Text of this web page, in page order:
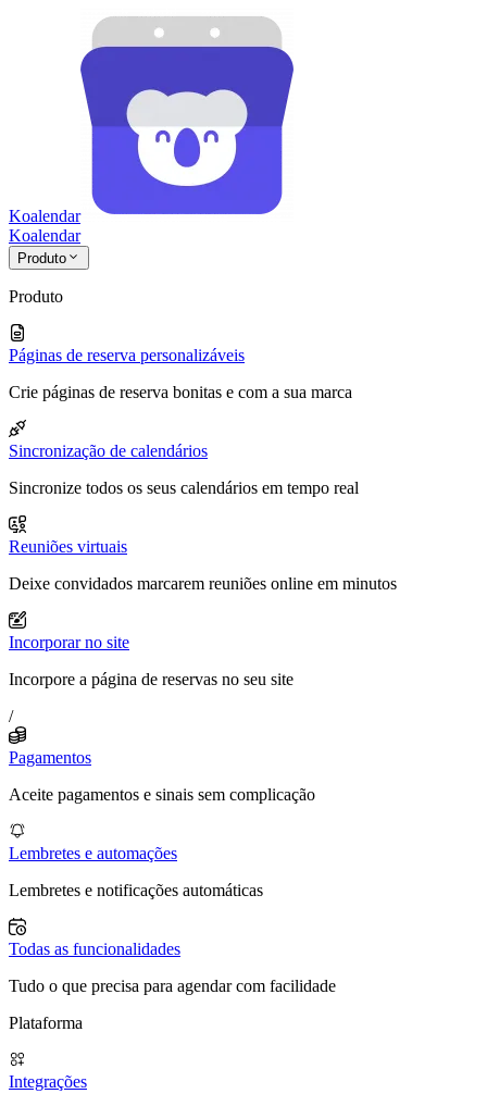
Koalendar
Koalendar
Produto
Produto
Páginas de reserva personalizáveis
Crie páginas de reserva bonitas e com a sua marca
Sincronização de calendários
Sincronize todos os seus calendários em tempo real
Reuniões virtuais
Deixe convidados marcarem reuniões online em minutos
Incorporar no site
Incorpore a página de reservas no seu site
/
Pagamentos
Aceite pagamentos e sinais sem complicação
Lembretes e automações
Lembretes e notificações automáticas
Todas as funcionalidades
Tudo o que precisa para agendar com facilidade
Plataforma
Integrações